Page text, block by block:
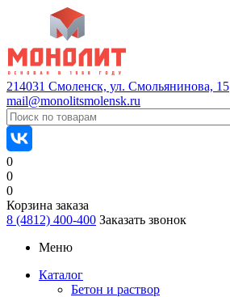
214031 Смоленск, ул. Смольянинова, 15
mail@monolitsmolensk.ru
0
0
0
Корзина заказа
8 (4812) 400-400 Заказать звонок
Меню
Каталог
Бетон и раствор